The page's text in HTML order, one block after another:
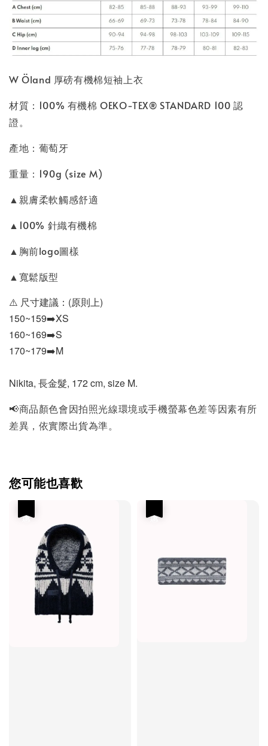
W Öland 厚磅有機棉短袖上衣
材質：100% 有機棉 OEKO-TEX® STANDARD 100 認
證。
產地：葡萄牙
重量：190g (size M)
▲親膚柔軟觸感舒適
▲100% 針織有機棉
▲胸前logo圖樣
▲寬鬆版型
⚠️ 尺寸建議：(原則上)
150~159➡️XS
160~169➡️S
170~179➡️M
Nikita, 長金髮, 172 cm, size M.
📢商品顏色會因拍照光線環境或手機螢幕色差等因素有所
差異，依實際出貨為準。
您可能也喜歡